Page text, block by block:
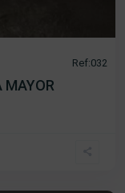
MAYOR
Ref:032